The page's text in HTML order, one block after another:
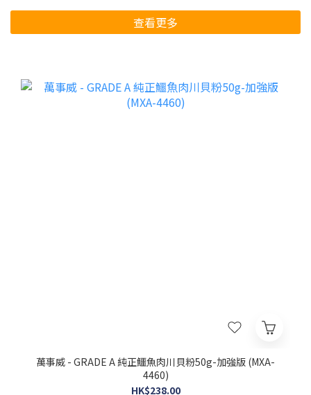
查看更多
萬事威 - GRADE A 純正鱷魚肉川貝粉50g-加強版 (MXA-
4460)
HK$238.00